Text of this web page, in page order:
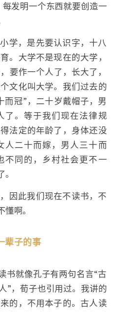
发明一个东西就要创造一
学，是先要认识字，十八
。大学不是现在的大学，
要作一个人了，长大了，
文化叫大学。我们过去的
而冠”，二十岁戴帽子，男
了。等于我们现在法律规
法定的年龄了，身体还没
人二十而嫁，男人三十而
不同的，乡村社会更不一
因此我们现在不读书，不
啊。
辈子的事
书就像孔子有两句名言“古
”，荀子也引用过。我讲的
的，不用本子的。古人读